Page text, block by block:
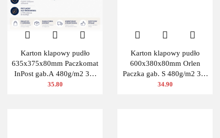
Karton klapowy pudło
635x375x80mm Paczkomat
InPost gab.A 480g/m2 3W
10 szt.
35.80
Karton klapowy pudło
600x380x80mm Orlen
Paczka gab. S 480g/m2 3W
10 szt.
34.90